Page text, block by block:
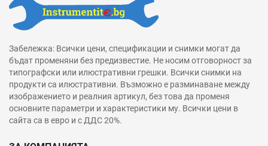
Забележка: Всички цени, спецификации и снимки могат да
бъдат променяни без предизвестие. Не носим отговорност за
типографски или илюстративни грешки. Всички снимки на
продукти са илюстративни. Възможно е разминаване между
изображението и реалния артикул, без това да променя
основните параметри и характеристики му. Всички цени в
сайта са в евро и с ДДС 20%.